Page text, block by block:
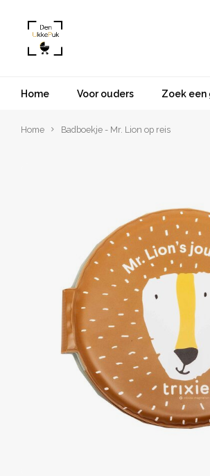
Home Voor ouders Zoek
Home Badboekje - Mr. Lion op reis